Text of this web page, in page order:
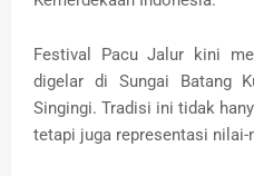
Festival Pacu Jalur kini
digelar di Sungai Batang
Singingi. Tradisi ini tidak
tetapi juga representasi nilai-